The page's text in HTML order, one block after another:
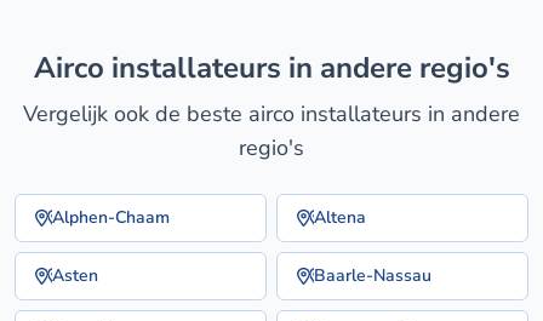
airco installateurs in andere regio's
Vergelijk ook de beste airco installateurs in andere
regio's
Alphen-Chaam Altena
Asten Baarle-Nassau